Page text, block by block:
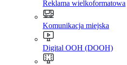
Reklama wielkoformatowa
Komunikacja miejska
Digital OOH (DOOH)